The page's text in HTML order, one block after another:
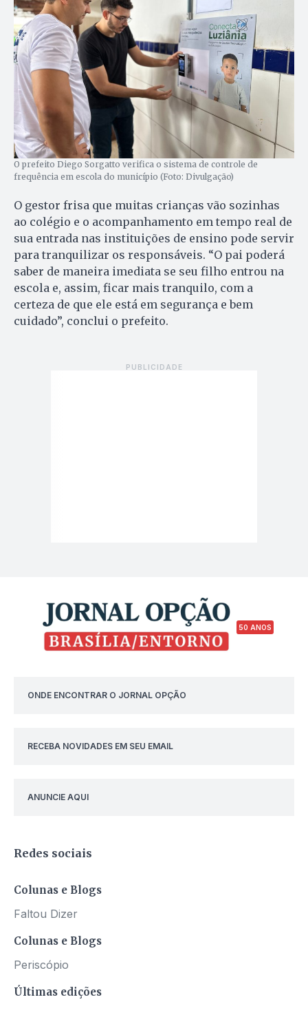
O prefeito Diego Sorgatto verifica o sistema de controle de
frequência em escola do município (Foto: Divulgação)
O gestor frisa que muitas crianças vão sozinhas
ao colégio e o acompanhamento em tempo real de
sua entrada nas instituições de ensino pode servir
para tranquilizar os responsáveis. “O pai poderá
saber de maneira imediata se seu filho entrou na
escola e, assim, ficar mais tranquilo, com a
certeza de que ele está em segurança e bem
cuidado”, conclui o prefeito.
50 ANOS
ONDE ENCONTRAR O JORNAL OPÇÃO
RECEBA NOVIDADES EM SEU EMAIL
ANUNCIE AQUI
Redes sociais
Colunas e Blogs
Faltou Dizer
Colunas e Blogs
Periscópio
Últimas edições